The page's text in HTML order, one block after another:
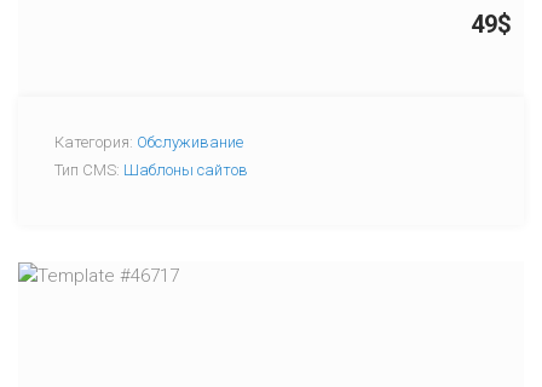
49$
Категория: Обслуживание
Тип CMS: Шаблоны сайтов